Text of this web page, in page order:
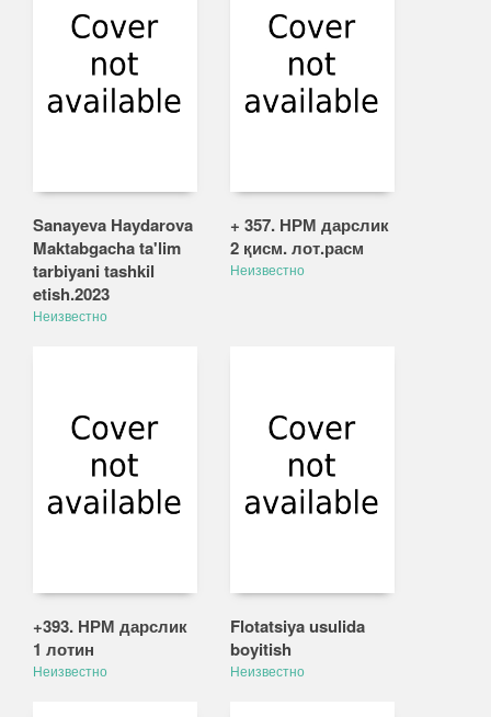
Sanayeva Haydarova
Maktabgacha ta'lim
tarbiyani tashkil
etish.2023
Неизвестно
+ 357. НРМ дарслик
2 қисм. лот.расм
Неизвестно
+393. НРМ дарслик
1 лотин
Неизвестно
Flotatsiya usulida
boyitish
Неизвестно